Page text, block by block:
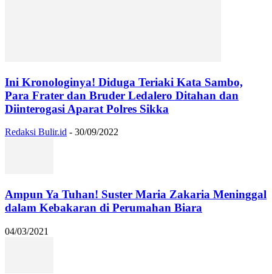
Ini Kronologinya! Diduga Teriaki Kata Sambo,
Para Frater dan Bruder Ledalero Ditahan dan
Diinterogasi Aparat Polres Sikka
Redaksi Bulir.id - 30/09/2022
Ampun Ya Tuhan! Suster Maria Zakaria Meninggal
dalam Kebakaran di Perumahan Biara
04/03/2021